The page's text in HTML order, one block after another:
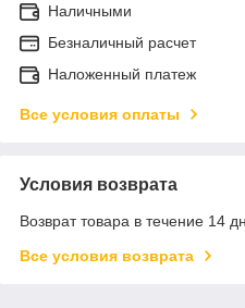
Наличными
Безналичный расчет
Наложенный платеж
Все условия оплаты
Условия возврата
Возврат товара в течение 14
Все условия возврата